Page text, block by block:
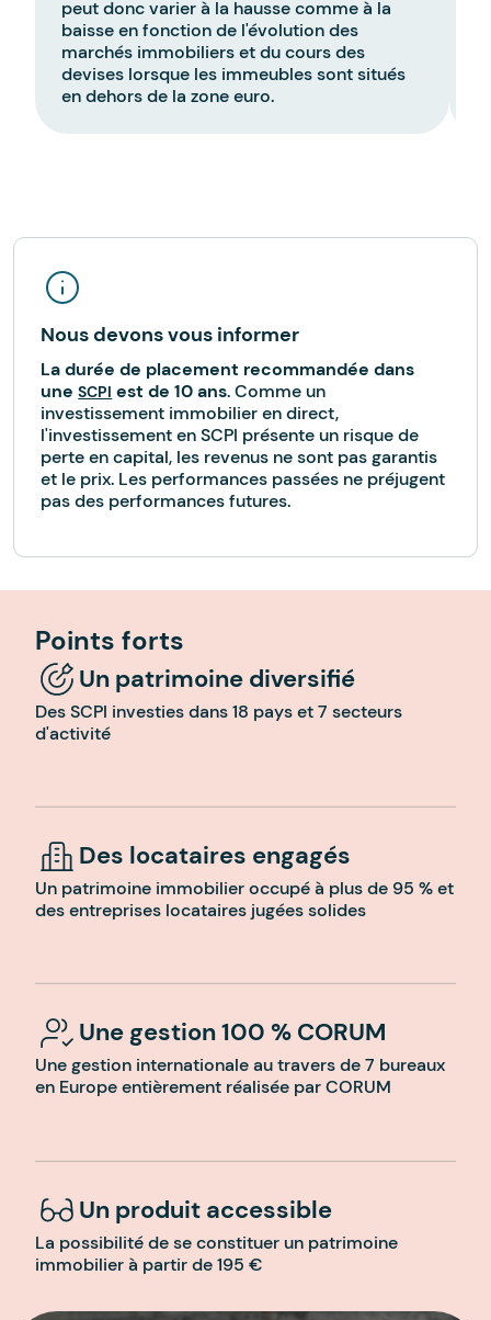
peut donc varier à la hausse comme à la
baisse en fonction de l'évolution des
marchés immobiliers et du cours des
devises lorsque les immeubles sont situés
en dehors de la zone euro.
Nous devons vous informer
La durée de placement recommandée dans
uneSCPI est de 10 ans. Comme un
investissement immobilier en direct,
l'investissement en SCPI présente un risque de
perte en capital, les revenus ne sont pas garantis
et le prix. Les performances passées ne préjugent
pas des performances futures.
Points forts
Un patrimoine diversifié
Des SCPI investies dans 18 pays et 7 secteurs
d'activité
Des locataires engagés
Un patrimoine immobilier occupé à plus de 95 % et
des entreprises locataires jugées solides
Une gestion 100 % CORUM
Une gestion internationale au travers de 7 bureaux
en Europe entièrement réalisée par CORUM
Un produit accessible
La possibilité de se constituer un patrimoine
immobilier à partir de 195 €